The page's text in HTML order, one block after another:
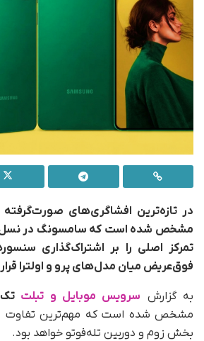
مشخص شده است که سامسونگ در نسل
تمرکز اصلی را بر اشتراک‌گذاری
فوق‌عریض میان مدل‌های پرو و اولترا
به گزارش سرویس موبایل و تبلت
مشخص شده است که مهم‌ترین تفاوت
بخش زوم و دوربین تله‌فوتو خواهد بود.